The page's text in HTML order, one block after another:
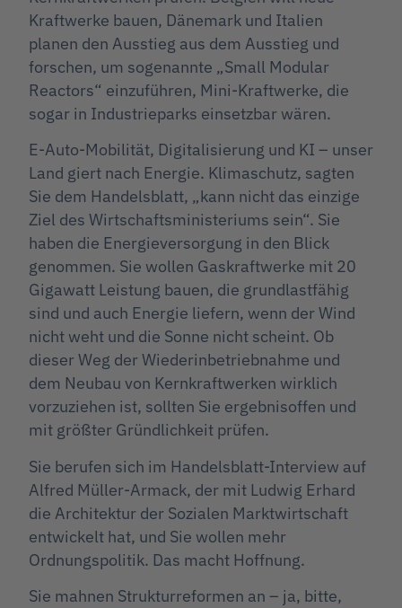
Kraftwerke bauen, Dänemark und Italien
planen den Ausstieg aus dem Ausstieg und
forschen, um sogenannte „Small Modular
Reactors“ einzuführen, Mini-Kraftwerke, die
sogar in Industrieparks einsetzbar wären.
E-Auto-Mobilität, Digitalisierung und KI – unser
Land giert nach Energie. Klimaschutz, sagten
Sie dem Handelsblatt, „kann nicht das einzige
Ziel des Wirtschaftsministeriums sein“. Sie
haben die Energieversorgung in den Blick
genommen. Sie wollen Gaskraftwerke mit 20
Gigawatt Leistung bauen, die grundlastfähig
sind und auch Energie liefern, wenn der Wind
nicht weht und die Sonne nicht scheint. Ob
dieser Weg der Wiederinbetriebnahme und
dem Neubau von Kernkraftwerken wirklich
vorzuziehen ist, sollten Sie ergebnisoffen und
mit größter Gründlichkeit prüfen.
Sie berufen sich im Handelsblatt-Interview auf
Alfred Müller-Armack, der mit Ludwig Erhard
die Architektur der Sozialen Marktwirtschaft
entwickelt hat, und Sie wollen mehr
Ordnungspolitik. Das macht Hoffnung.
Sie mahnen Strukturreformen an – ja, bitte,